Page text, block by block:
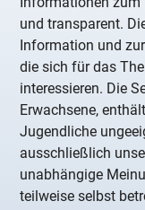
und transparent.
Information und
die sich für das
interessieren. Die
Erwachsene,
Jugendliche
ausschließlich
unabhängige
teilweise selbst